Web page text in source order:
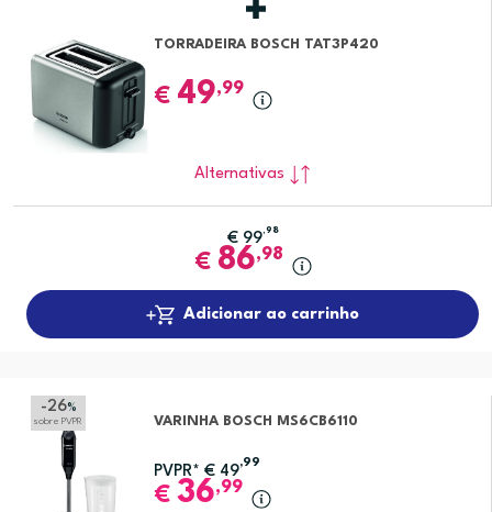
TORRADEIRA BOSCH TAT3P420
€ 49,99
Alternativas
€ 99,98
€ 86,98
Adicionar ao carrinho
-26%
sobre PVPR VARINHA BOSCH MS6CB6110
PVPR* € 49
,99
€ 36,99